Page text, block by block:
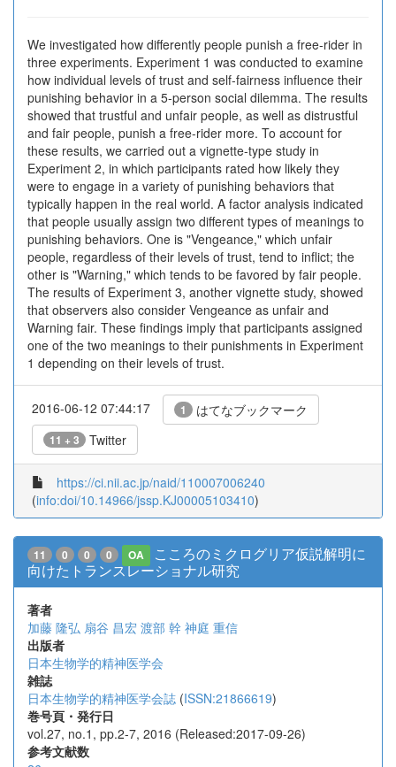
We investigated how differently people punish a free-rider in
three experiments. Experiment 1 was conducted to examine
how individual levels of trust and self-fairness influence their
punishing behavior in a 5-person social dilemma. The results
showed that trustful and unfair people, as well as distrustful
and fair people, punish a free-rider more. To account for
these results, we carried out a vignette-type study in
Experiment 2, in which participants rated how likely they
were to engage in a variety of punishing behaviors that
typically happen in the real world. A factor analysis indicated
that people usually assign two different types of meanings to
punishing behaviors. One is "Vengeance," which unfair
people, regardless of their levels of trust, tend to inflict; the
other is "Warning," which tends to be favored by fair people.
The results of Experiment 3, another vignette study, showed
that observers also consider Vengeance as unfair and
Warning fair. These findings imply that participants assigned
one of the two meanings to their punishments in Experiment
1 depending on their levels of trust.
2016-06-12 07:44:17 1 はてなブックマーク
11 + 3 Twitter
https://ci.nii.ac.jp/naid/110007006240
(info:doi/10.14966/jssp.KJ00005103410)
11 0 0 0 OA
こころのミクログリア仮説解明に
向けたトランスレーショナル研究
著者
加藤 隆弘 扇谷 昌宏 渡部 幹 神庭 重信
出版者
日本生物学的精神医学会
雑誌
日本生物学的精神医学会誌 (ISSN:21866619)
巻号頁・発行日
vol.27, no.1, pp.2-7, 2016 (Released:2017-09-26)
参考文献数